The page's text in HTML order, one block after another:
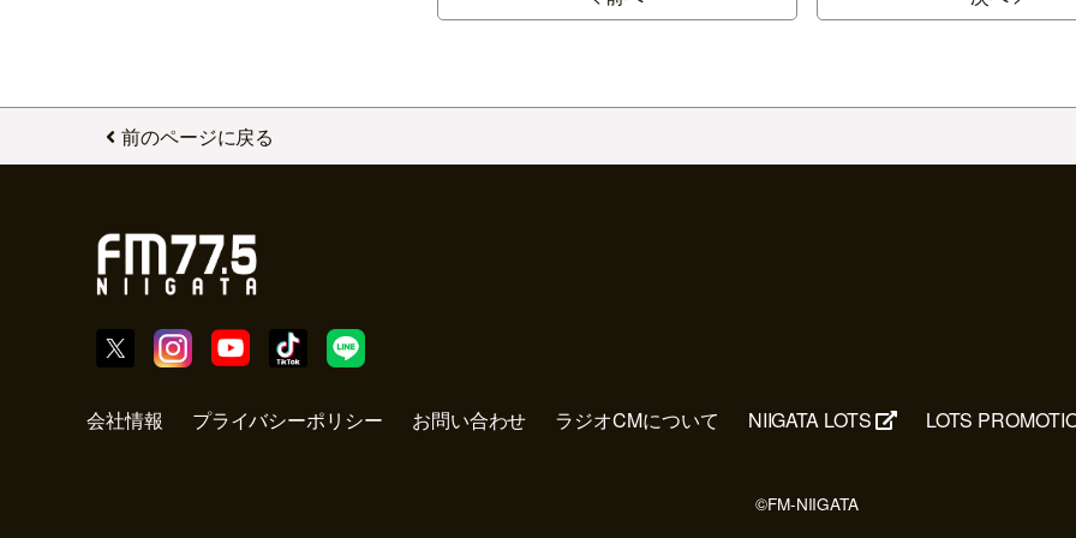
前のページに戻る
会社情報 プライバシーポリシー お問い合わせ ラジオCMについて NIIGATA LOTS LOTS
©FM-NIIGATA